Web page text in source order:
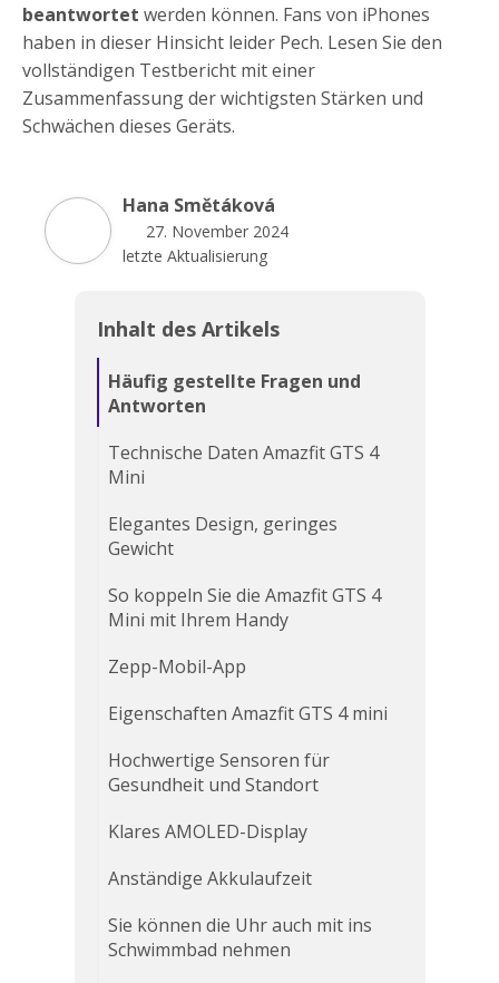
beantwortet werden können. Fans von iPhones
haben in dieser Hinsicht leider Pech. Lesen Sie den
vollständigen Testbericht mit einer
Zusammenfassung der wichtigsten Stärken und
Schwächen dieses Geräts.
Hana Smětáková
27. November 2024
letzte Aktualisierung
Inhalt des Artikels
Häufig gestellte Fragen und
Antworten
Technische Daten Amazfit GTS 4
Mini
Elegantes Design, geringes
Gewicht
So koppeln Sie die Amazfit GTS 4
Mini mit Ihrem Handy
Zepp-Mobil-App
Eigenschaften Amazfit GTS 4 mini
Hochwertige Sensoren für
Gesundheit und Standort
Klares AMOLED-Display
Anständige Akkulaufzeit
Sie können die Uhr auch mit ins
Schwimmbad nehmen